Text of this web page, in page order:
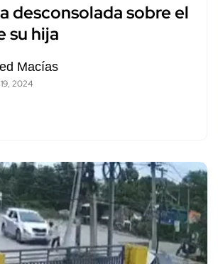
desconsolada sobre el
su hija
Macías
2024